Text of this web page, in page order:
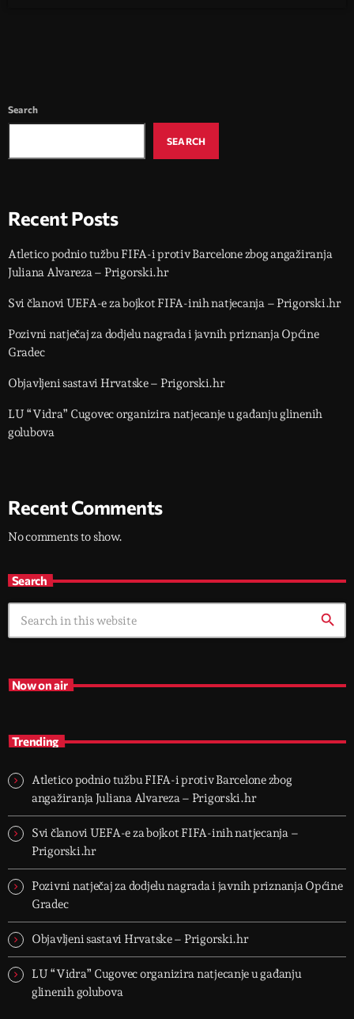
Search
SEARCH
Recent Posts
Atletico podnio tužbu FIFA-i protiv Barcelone zbog angažiranja
Juliana Alvareza – Prigorski.hr
Svi članovi UEFA-e za bojkot FIFA-inih natjecanja – Prigorski.hr
Pozivni natječaj za dodjelu nagrada i javnih priznanja Općine
Gradec
Objavljeni sastavi Hrvatske – Prigorski.hr
LU “Vidra” Cugovec organizira natjecanje u gađanju glinenih
golubova
Recent Comments
No comments to show.
Search
search
Now on air
Trending
Atletico podnio tužbu FIFA-i protiv Barcelone zbog
angažiranja Juliana Alvareza – Prigorski.hr
Svi članovi UEFA-e za bojkot FIFA-inih natjecanja –
Prigorski.hr
Pozivni natječaj za dodjelu nagrada i javnih priznanja Općine
Gradec
Objavljeni sastavi Hrvatske – Prigorski.hr
LU “Vidra” Cugovec organizira natjecanje u gađanju
glinenih golubova